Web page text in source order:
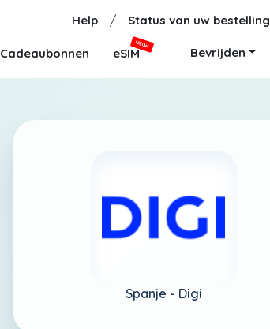
Help / Status van uw bestelling
Cadeaubonnen eSIM
NIEUW
Bevrijden
Spanje - Digi